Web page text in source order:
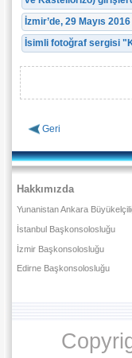
İzmir’de, 29 Mayıs
İsimli fotoğraf sergisi
Geri
Hakkımızda
Yunanistan Ankara
İstanbul Başkonsolosluğu
İzmir Başkonsolosluğu
Edirne Başkonsolosluğu